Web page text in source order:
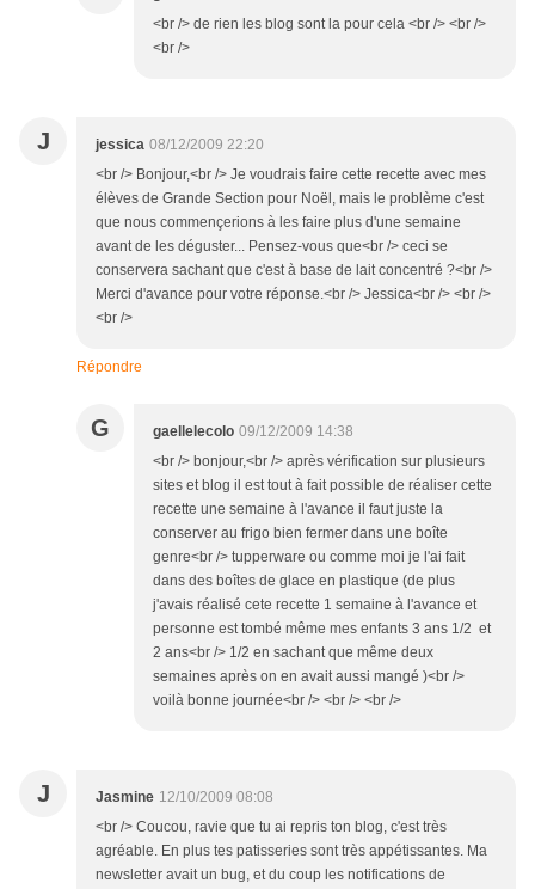
<br /> de rien les blog sont la pour cela <br /> <br />
<br />
J jessica 08/12/2009 22:20
<br /> Bonjour,<br /> Je voudrais faire cette recette avec mes
élèves de Grande Section pour Noël, mais le problème c'est
que nous commençerions à les faire plus d'une semaine
avant de les déguster... Pensez-vous que<br /> ceci se
conservera sachant que c'est à base de lait concentré ?<br />
Merci d'avance pour votre réponse.<br /> Jessica<br /> <br />
<br />
Répondre
G gaellelecolo 09/12/2009 14:38
<br /> bonjour,<br /> après vérification sur plusieurs
sites et blog il est tout à fait possible de réaliser cette
recette une semaine à l'avance il faut juste la
conserver au frigo bien fermer dans une boîte
genre<br /> tupperware ou comme moi je l'ai fait
dans des boîtes de glace en plastique (de plus
j'avais réalisé cete recette 1 semaine à l'avance et
personne est tombé même mes enfants 3 ans 1/2 et
2 ans<br /> 1/2 en sachant que même deux
semaines après on en avait aussi mangé )<br />
voilà bonne journée<br /> <br /> <br />
J Jasmine 12/10/2009 08:08
<br /> Coucou, ravie que tu ai repris ton blog, c'est très
agréable. En plus tes patisseries sont très appétissantes. Ma
newsletter avait un bug, et du coup les notifications de